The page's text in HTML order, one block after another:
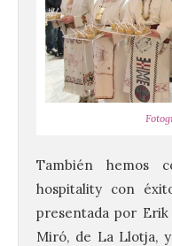
También hemos
hospitality con
presentada por
Miró, de La Llotja,